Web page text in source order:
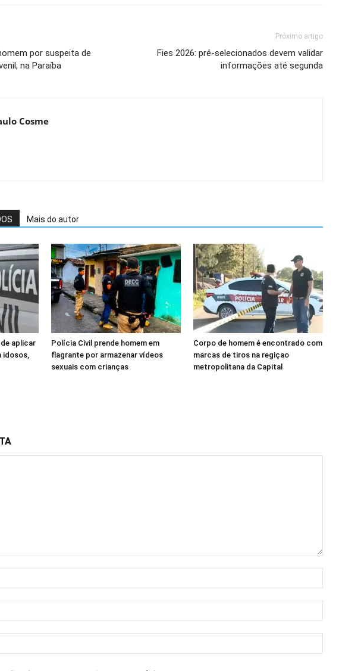
por suspeita de
na Paraíba
Próximo artigo
Fies 2026: pré-selecionados devem validar
informações até segunda
Cosme
Mais do autor
aplicar
idosos,
Polícia Civil prende homem em
flagrante por armazenar vídeos
sexuais com crianças
Corpo de homem é encontrado com
marcas de tiros na regiçao
metropolitana da Capital